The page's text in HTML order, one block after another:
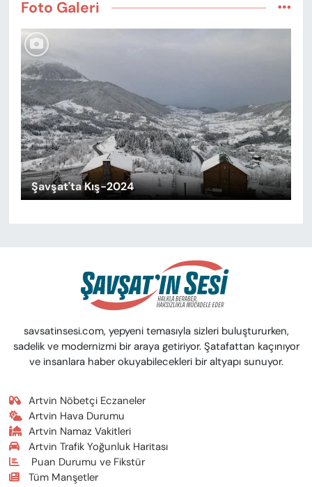
Foto Galeri
Şavşat'ta Kış-2024
savsatinsesi.com, yepyeni temasıyla sizleri buluştururken,
sadelik ve modernizmi bir araya getiriyor. Şatafattan kaçınıyor
ve insanlara haber okuyabilecekleri bir altyapı sunuyor.
Artvin Nöbetçi Eczaneler
Artvin Hava Durumu
Artvin Namaz Vakitleri
Artvin Trafik Yoğunluk Haritası
Puan Durumu ve Fikstür
Tüm Manşetler